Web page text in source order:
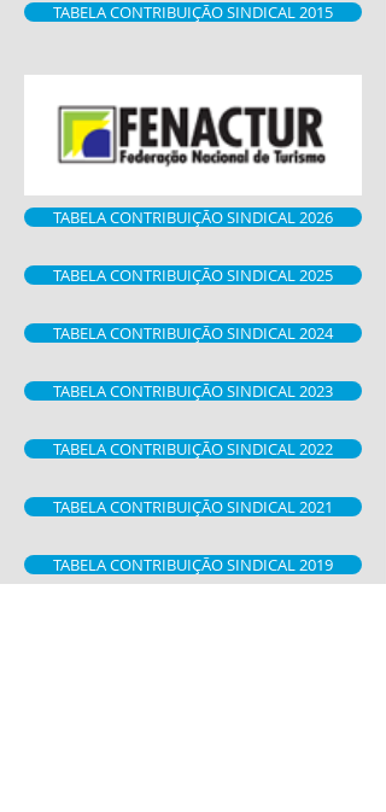
TABELA CONTRIBUIÇÃO SINDICAL 2015
TABELA CONTRIBUIÇÃO SINDICAL 2026
TABELA CONTRIBUIÇÃO SINDICAL 2025
TABELA CONTRIBUIÇÃO SINDICAL 2024
TABELA CONTRIBUIÇÃO SINDICAL 2023
TABELA CONTRIBUIÇÃO SINDICAL 2022
TABELA CONTRIBUIÇÃO SINDICAL 2021
TABELA CONTRIBUIÇÃO SINDICAL 2019